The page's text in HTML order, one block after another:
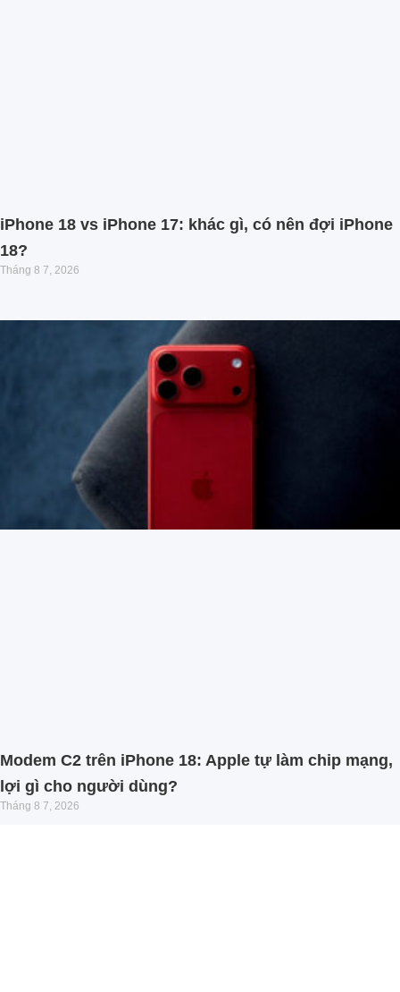
iPhone 18 vs iPhone 17: khác gì, có nên đợi iPhone
18?
Tháng 8 7, 2026
Modem C2 trên iPhone 18: Apple tự làm chip mạng,
lợi gì cho người dùng?
Tháng 8 7, 2026